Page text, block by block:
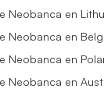
Neobanca en
Neobanca en
Neobanca en
Neobanca en